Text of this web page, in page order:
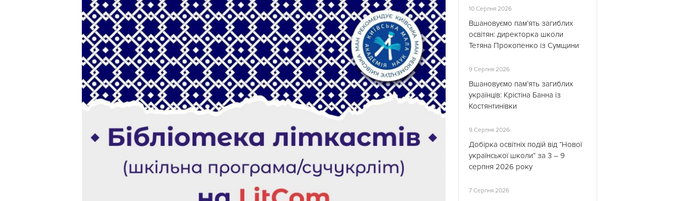
10 Серпня 2026
Вшановуємо пам’ять загиблих
освітян: директорка школи
Тетяна Прокопенко із Сумщини
9 Серпня 2026
Вшановуємо пам’ять загиблих
українців: Крістіна Банна із
Костянтинівки
9 Серпня 2026
Добірка освітніх подій від “Нової
української школи” за 3 – 9
серпня 2026 року
7 Серпня 2026